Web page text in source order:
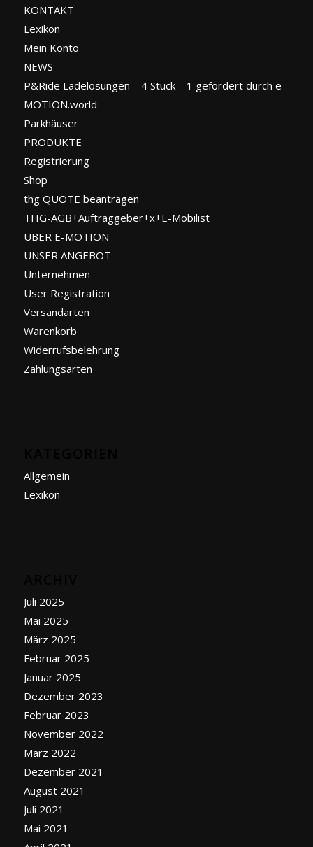
KONTAKT
Lexikon
Mein Konto
NEWS
P&Ride Ladelösungen – 4 Stück – 1 gefördert durch e-
MOTION.world
Parkhäuser
PRODUKTE
Registrierung
Shop
thg QUOTE beantragen
THG-AGB+Auftraggeber+x+E-Mobilist
ÜBER E-MOTION
UNSER ANGEBOT
Unternehmen
User Registration
Versandarten
Warenkorb
Widerrufsbelehrung
Zahlungsarten
Allgemein
Lexikon
Juli 2025
Mai 2025
März 2025
Februar 2025
Januar 2025
Dezember 2023
Februar 2023
November 2022
März 2022
Dezember 2021
August 2021
Juli 2021
Mai 2021